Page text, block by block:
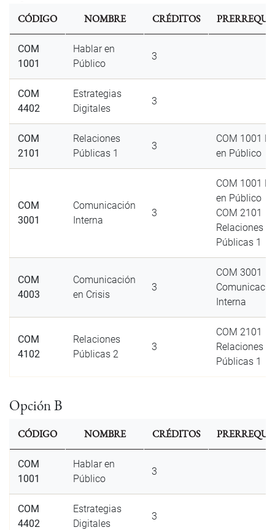
CÓDIGO NOMBRE CRÉDITOS
COM
1001
Hablar en
Público
3
COM
4402
Estrategias
Digitales
3
COM
2101
Relaciones
Públicas 1
3
COM 1001
en Público
COM
3001
Comunicación
Interna
3
COM 1001
en Público
COM 2101
Relaciones
Públicas 1
COM
4003
Comunicación
en Crisis
3
COM 3001
Interna
COM
4102
Relaciones
Públicas 2
3
COM 2101
Relaciones
Públicas 1
Opción B
CÓDIGO NOMBRE CRÉDITOS
COM
1001
Hablar en
Público
3
COM
4402
Estrategias
Digitales
3